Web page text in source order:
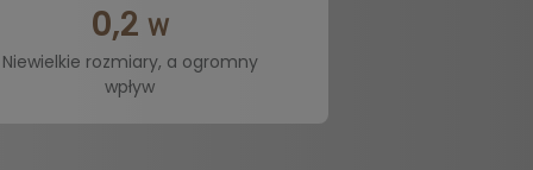
0,2 W
Niewielkie rozmiary, a ogromny
wpływ